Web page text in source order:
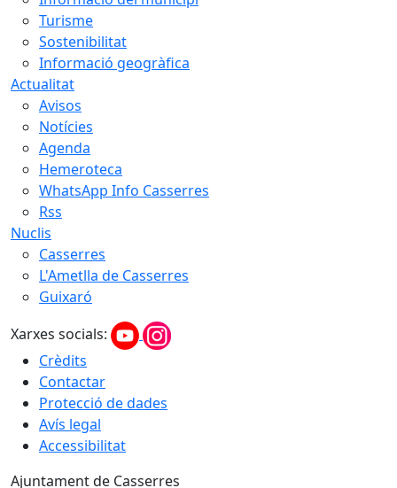
Turisme
Sostenibilitat
Informació geogràfica
Actualitat
Avisos
Notícies
Agenda
Hemeroteca
WhatsApp Info Casserres
Rss
Nuclis
Casserres
L'Ametlla de Casserres
Guixaró
Xarxes socials:
Crèdits
Contactar
Protecció de dades
Avís legal
Accessibilitat
Ajuntament de Casserres